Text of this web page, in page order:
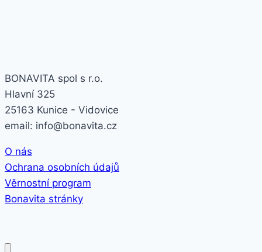
BONAVITA spol s r.o.
Hlavní 325
25163 Kunice - Vidovice
email: info@bonavita.cz
O nás
Ochrana osobních údajů
Věrnostní program
Bonavita stránky